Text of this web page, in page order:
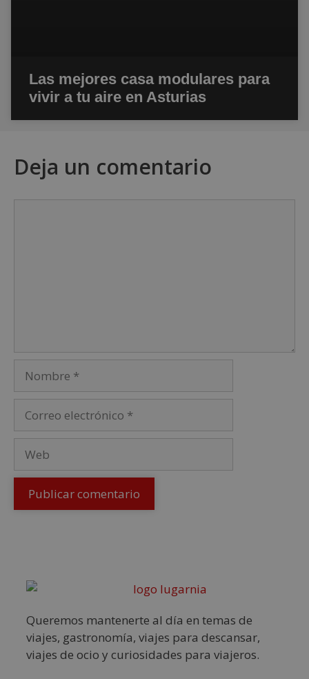
Las mejores casa modulares para
vivir a tu aire en Asturias
Deja un comentario
Queremos mantenerte al día en temas de
viajes, gastronomía, viajes para descansar,
viajes de ocio y curiosidades para viajeros.